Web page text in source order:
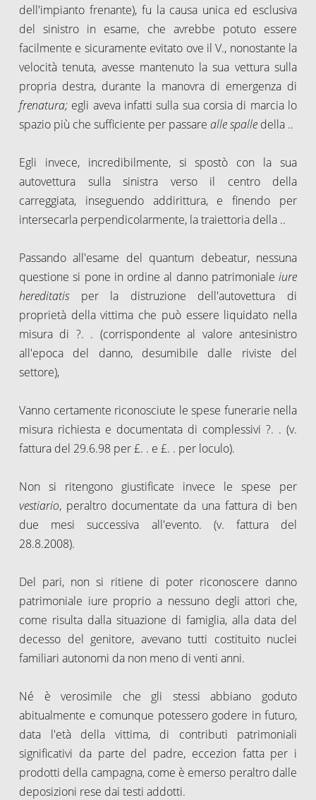
dell'impianto frenante), fu la causa unica ed esclusiva
del sinistro in esame, che avrebbe potuto essere
facilmente e sicuramente evitato ove il V., nonostante la
velocità tenuta, avesse mantenuto la sua vettura sulla
propria destra, durante la manovra di emergenza di
frenatura; egli aveva infatti sulla sua corsia di marcia lo
spazio più che sufficiente per passare alle spalle della ..
Egli invece, incredibilmente, si spostò con la sua
autovettura sulla sinistra verso il centro della
carreggiata, inseguendo addirittura, e finendo per
intersecarla perpendicolarmente, la traiettoria della ..
Passando all'esame del quantum debeatur, nessuna
questione si pone in ordine al danno patrimoniale iure
hereditatisper la distruzione dell'autovettura di
proprietà della vittima che può essere liquidato nella
misura di ?. . (corrispondente al valore antesinistro
all'epoca del danno, desumibile dalle riviste del
settore),
Vanno certamente riconosciute le spese funerarie nella
misura richiesta e documentata di complessivi ?. . (v.
fattura del 29.6.98 per £. . e £. . per loculo).
Non si ritengono giustificate invece le spese per
vestiario, peraltro documentate da una fattura di ben
due mesi successiva all'evento.
(v. fattura del
28.8.2008).
Del pari, non si ritiene di poter riconoscere danno
patrimoniale iure proprio a nessuno degli attori che,
come risulta dalla situazione di famiglia, alla data del
decesso del genitore, avevano tutti costituito nuclei
familiari autonomi da non meno di venti anni.
Né è verosimile che gli stessi abbiano goduto
abitualmente e comunque potessero godere in futuro,
data l'età della vittima, di contributi patrimoniali
significativi da parte del padre, eccezion fatta per i
prodotti della campagna, come è emerso peraltro dalle
deposizioni rese dai testi addotti.